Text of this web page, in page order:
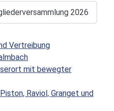
2026
Vertreibung
mit bewegter
Raviol, Granget und